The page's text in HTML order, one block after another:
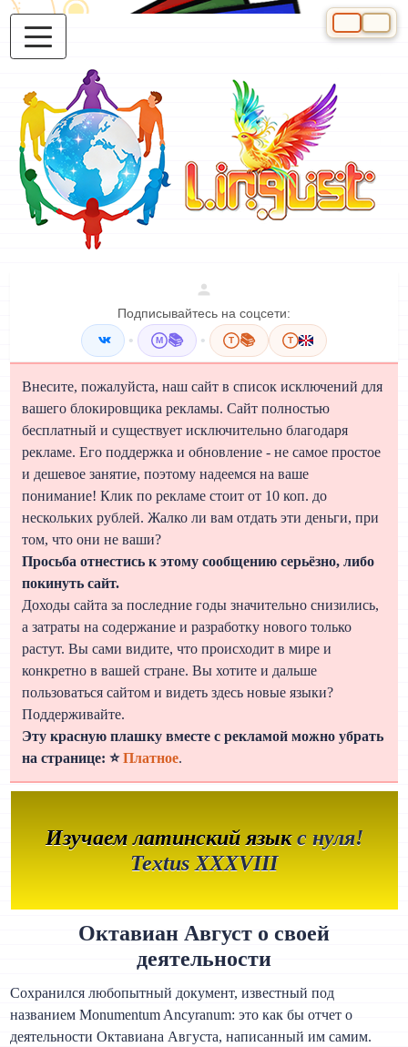
Подписывайтесь на соцсети:
• M 📚 • T 📚 T
Внесите, пожалуйста, наш сайт в список исключений для
вашего блокировщика рекламы. Сайт полностью
бесплатный и существует исключительно благодаря
рекламе. Его поддержка и обновление - не самое простое
и дешевое занятие, поэтому надеемся на ваше
понимание! Клик по рекламе стоит от 10 коп. до
нескольких рублей. Жалко ли вам отдать эти деньги, при
том, что они не ваши?
Просьба отнестись к этому сообщению серьёзно, либо
покинуть сайт.
Доходы сайта за последние годы значительно снизились,
а затраты на содержание и разработку нового только
растут. Вы сами видите, что происходит в мире и
конкретно в вашей стране. Вы хотите и дальше
пользоваться сайтом и видеть здесь новые языки?
Поддерживайте.
Эту красную плашку вместе с рекламой можно убрать
на странице: ⭐Платное.
Изучаем латинский языкс нуля!
Textus XXXVIII
Октавиан Август о своей
деятельности
Сохранился любопытный документ, известный под
названием Monumentum Ancyranum: это как бы отчет о
деятельности Октавиана Августа, написанный им самим.